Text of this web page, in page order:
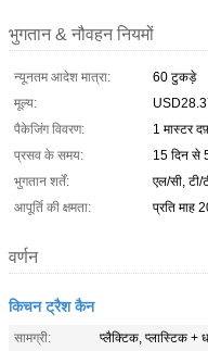
भुगतान & नौवहन नियमों
न्यूनतम आदेश मात्रा:
60 टुकड़े
मूल्य:
पैकेजिंग विवरण:
1 मास्टर
प्रसव के समय:
15 दिन से
भुगतान शर्तें:
एल/सी, टी/
आपूर्ति की क्षमता:
प्रति माह
वर्णन
किचन ट्रैश कैन
सामग्री:
प्लैक्टिक, प्लास्टिक +